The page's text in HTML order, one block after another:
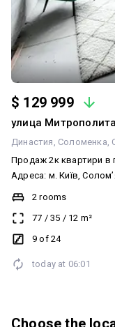
$ 129 999
улица
Династия Соломенка
Продаж 2к квартири в
Адреса: м. Київ,
37В Правий берег РОЗГЛЯДАЄМО ДЕРЖПРОГРАМИ (БЕЗГОТІВКА)
Квартира
каркасного будинку
Площа квартири: • Загальна – 77 м² • Житлова – 35 м² • Кухня –
кухня з виходом на
2 rooms
77 / 35 / 12 m²
9 of 24
today at 06:01
Choose the